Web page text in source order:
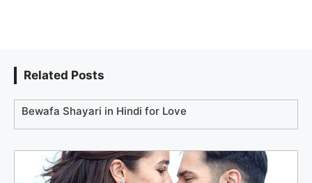
Related Posts
Bewafa Shayari in Hindi for Love